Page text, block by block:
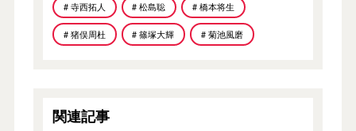
# 寺西拓人 # 松島聡 # 橋本将生
# 猪俣周杜 # 篠塚大輝 # 菊池風磨
関連記事